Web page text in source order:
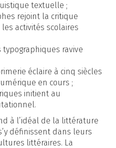
textuelle ;
rejoint la critique
activités scolaires
ravive
éclaire à cinq siècles
en cours ;
initient au
à l’idéal de la littérature
définissent dans leurs
littéraires. La